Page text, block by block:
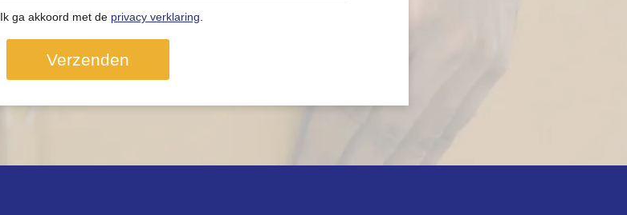
Ik ga akkoord met de privacy verklaring
Verzenden